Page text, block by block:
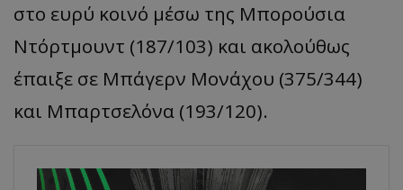
στο ευρύ κοινό μέσω της Μπορούσια
Ντόρτμουντ (187/103) και ακολούθως
έπαιξε σε Μπάγερν Μονάχου (375/344)
και Μπαρτσελόνα (193/120).